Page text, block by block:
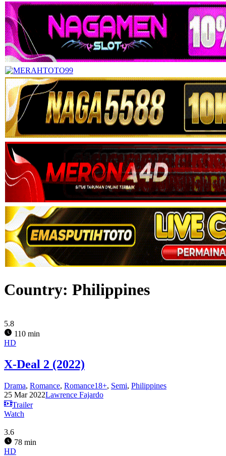
Country: Philippines
5.8
110 min
HD
X-Deal 2 (2022)
Drama, Romance, Romance18+, Semi, Philippines
25 Mar 2022Lawrence Fajardo
Trailer
Watch
3.6
78 min
HD